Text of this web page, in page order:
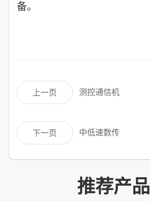
备。
上一页 测控通信机
下一页 中低速数传
推荐产品